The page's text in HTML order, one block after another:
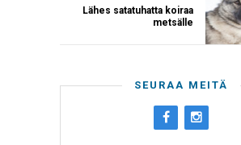
Lähes satatuhatta koiraa
metsälle
SEURAA MEITÄ